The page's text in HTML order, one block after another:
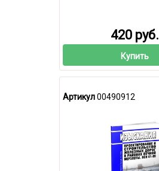
420 руб.
Купить
Артикул00490912